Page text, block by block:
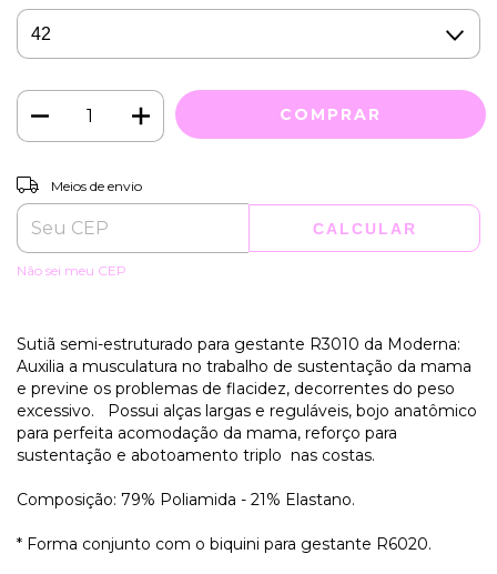
Entregas para o CEP:
Meios de envio
CALCULAR
Não sei meu CEP
Sutiã semi-estruturado para gestante R3010 da Moderna:
Auxilia a musculatura no trabalho de sustentação da mama
e previne os problemas de flacidez, decorrentes do peso
excessivo. Possui alças largas e reguláveis, bojo anatômico
para perfeita acomodação da mama, reforço para
sustentação e abotoamento triplo nas costas.
Composição: 79% Poliamida - 21% Elastano.
* Forma conjunto com o biquini para gestante R6020.